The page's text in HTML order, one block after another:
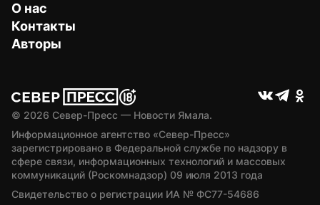
О нас
Контакты
Авторы
© 2026 Север-Пресс — Новости Ямала.
Информационное агентство «Север-Пресс»
зарегистрировано в Федеральной службе по надзору в
сфере связи, информационных технологий и массовых
коммуникаций (Роскомнадзор) 09 июля 2013 года
Свидетельство о регистрации ИА № ФС77-54686